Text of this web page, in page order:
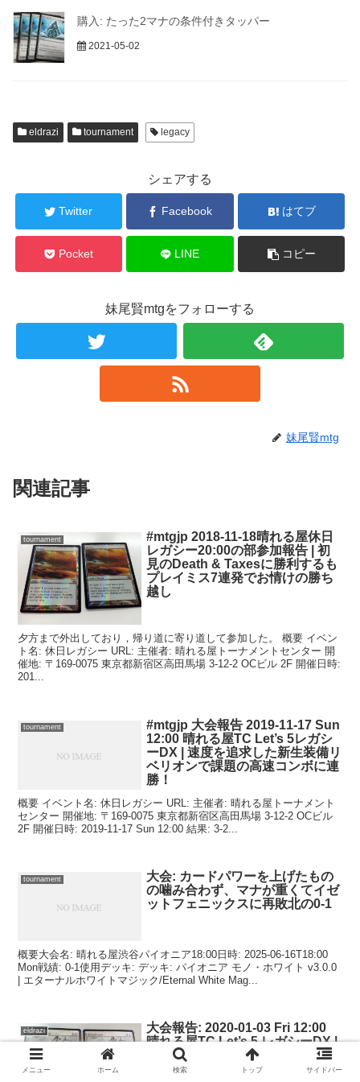
購入: たった2マナの条件付きタッパー
2021-05-02
eldrazi tournament legacy
シェアする
Twitter Facebook はてブ
Pocket LINE コピー
妹尾賢mtgをフォローする
妹尾賢mtg
関連記事
tournament
#mtgjp 2018-11-18晴れる屋休日
レガシー20:00の部参加報告 | 初
見のDeath & Taxesに勝利するも
プレイミス7連発でお情けの勝ち
越し
夕方まで外出しており，帰り道に寄り道して参加した。 概要 イベン
ト名: 休日レガシー URL: 主催者: 晴れる屋トーナメントセンター 開
催地: 〒169-0075 東京都新宿区高田馬場 3-12-2 OCビル 2F 開催日時:
201...
tournament
#mtgjp 大会報告 2019-11-17 Sun
12:00 晴れる屋TC Let’s 5レガシ
ーDX | 速度を追求した新生装備リ
ベリオンで課題の高速コンボに連
勝！
概要 イベント名: 休日レガシー URL: 主催者: 晴れる屋トーナメント
センター 開催地: 〒169-0075 東京都新宿区高田馬場 3-12-2 OCビル
2F 開催日時: 2019-11-17 Sun 12:00 結果: 3-2...
tournament
大会: カードパワーを上げたもの
の噛み合わず、マナが重くてイゼ
ットフェニックスに再敗北の0-1
概要大会名: 晴れる屋渋谷パイオニア18:00日時: 2025-06-16T18:00
Mon戦績: 0-1使用デッキ: デッキ: パイオニア モノ・ホワイト v3.0.0
| エターナルホワイトマジック/Eternal White Mag...
eldrazi
大会報告: 2020-01-03 Fri 12:00
晴れる屋TC Let’s 5 レガシーDX |
新年初のエルドラージ・ホワイト
で《王冠泥棒、オーコ/Oko, Thief
メニュー ホーム 検索 トップ サイドバー